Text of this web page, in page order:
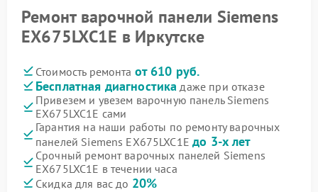
Ремонт варочной панели Siemens
EX675LXC1E в Иркутске
Стоимость ремонта от 610 руб.
Бесплатная диагностика даже при отказе
Привезем и увезем варочную панель Siemens
EX675LXC1E сами
Гарантия на наши работы по ремонту варочных
панелей Siemens EX675LXC1Eдо 3-х лет
Срочный ремонт варочных панелей Siemens
EX675LXC1E в течении часа
Скидка для вас до 20%